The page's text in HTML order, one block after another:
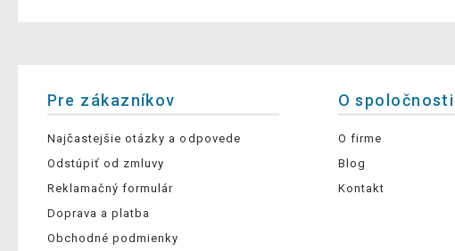
Pre zákazníkov
Najčastejšie otázky a odpovede
Odstúpiť od zmluvy
Reklamačný formulár
Doprava a platba
Obchodné podmienky
O spoločnosti
O firme
Blog
Kontakt